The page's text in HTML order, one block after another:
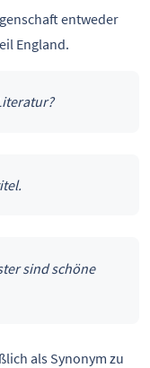
entweder
England.
sind schöne
als Synonym zu